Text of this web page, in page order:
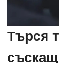
Търся